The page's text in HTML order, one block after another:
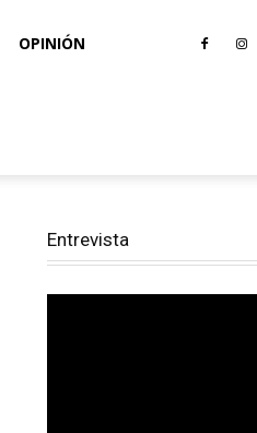
OPINIÓN
Entrevista